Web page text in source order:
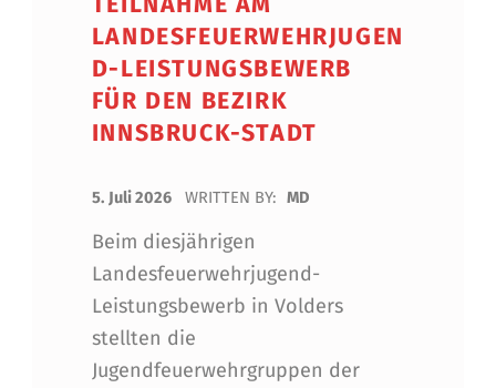
LANDESFEUERWEHRJUGEN
D-LEISTUNGSBEWERB
FÜR DEN BEZIRK
INNSBRUCK-STADT
5. Juli 2026 WRITTEN BY: MD
Beim diesjährigen
Landesfeuerwehrjugend-
Leistungsbewerb in Volders
stellten die
Jugendfeuerwehrgruppen der